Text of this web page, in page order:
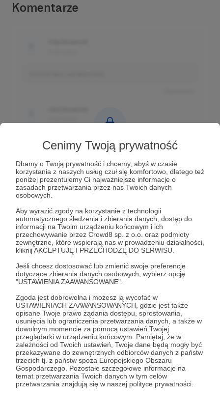
Cenimy Twoją prywatność
Dbamy o Twoją prywatność i chcemy, abyś w czasie
korzystania z naszych usług czuł się komfortowo, dlatego też
poniżej prezentujemy Ci najważniejsze informacje o
zasadach przetwarzania przez nas Twoich danych
osobowych.
Aby wyrazić zgody na korzystanie z technologii
automatycznego śledzenia i zbierania danych, dostęp do
informacji na Twoim urządzeniu końcowym i ich
przechowywanie przez Crowd8 sp. z o.o. oraz podmioty
zewnętrzne, które wspierają nas w prowadzeniu działalności,
kliknij AKCEPTUJĘ I PRZECHODZĘ DO SERWISU.
Jeśli chcesz dostosować lub zmienić swoje preferencje
dotyczące zbierania danych osobowych, wybierz opcję
"USTAWIENIA ZAAWANSOWANE".
Zgoda jest dobrowolna i możesz ją wycofać w
USTAWIENIACH ZAAWANSOWANYCH, gdzie jest także
opisane Twoje prawo żądania dostępu, sprostowania,
usunięcia lub ograniczenia przetwarzania danych, a także w
dowolnym momencie za pomocą ustawień Twojej
przeglądarki w urządzeniu końcowym. Pamiętaj, że w
zależności od Twoich ustawień, Twoje dane będą mogły być
przekazywane do zewnętrznych odbiorców danych z państw
trzecich tj. z państw spoza Europejskiego Obszaru
Gospodarczego. Pozostałe szczegółowe informacje na
temat przetwarzania Twoich danych w tym celów
przetwarzania znajdują się w naszej polityce prywatności.
Komentarze
Komentarz użytkownika
Użytkownik
3 dni temu
Komentarz użytkownika
Użytkownik
3 dni temu
Komentarz użytkownika
Komentarze tylko
dla zalogowanych Patronów
Prowadź ciekawe rozmowy z innymi Patronami i
Autorem.Dołącz do Patronów już teraz i odblokuj
Zostań Patronem
Promowani autorzy
Baniak Baniaka